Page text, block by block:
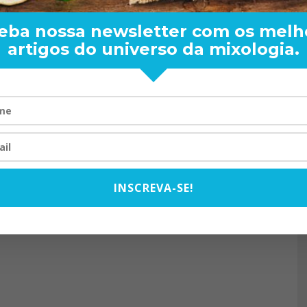
RAND BARTENDER: DE
VISTA PARA O MUNDO
nossa newsletter com os
artigos do universo da mixologia.
INSCREVA-SE!